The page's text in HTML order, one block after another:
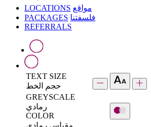
LOCATIONS مواقع
PACKAGES فلسفتنا
REFERRALS
TEXT SIZE
حجم الخط
GREYSCALE
رمادي
COLOR
مقياس رمادي